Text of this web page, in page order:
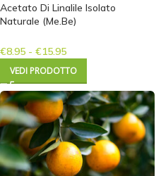
Acetato Di Linalile Isolato
Naturale (Me.Be)
€8.95 - €15.95
VEDI PRODOTTO